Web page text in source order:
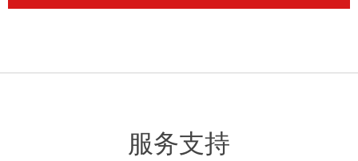
服务支持